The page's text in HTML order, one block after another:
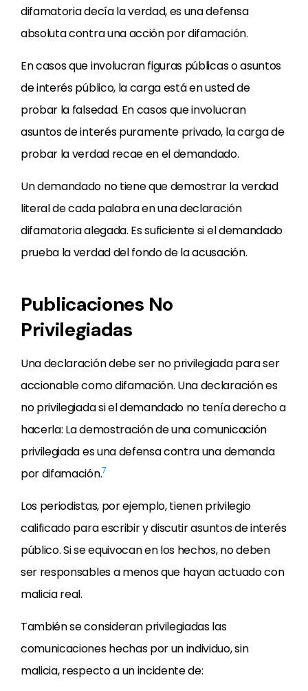
difamatoria decía la verdad, es una defensa
absoluta contra una acción por difamación.
En casos que involucran figuras públicas o asuntos
de interés público, la carga está en usted de
probar la falsedad. En casos que involucran
asuntos de interés puramente privado, la carga de
probar la verdad recae en el demandado.
Un demandado no tiene que demostrar la verdad
literal de cada palabra en una declaración
difamatoria alegada. Es suficiente si el demandado
prueba la verdad del fondo de la acusación.
Publicaciones No
Privilegiadas
Una declaración debe ser no privilegiada para ser
accionable como difamación. Una declaración es
no privilegiada si el demandado no tenía derecho a
hacerla: La demostración de una comunicación
privilegiada es una defensa contra una demanda
por difamación.7
Los periodistas, por ejemplo, tienen privilegio
calificado para escribir y discutir asuntos de interés
público. Si se equivocan en los hechos, no deben
ser responsables a menos que hayan actuado con
malicia real.
También se consideran privilegiadas las
comunicaciones hechas por un individuo, sin
malicia, respecto a un incidente de: